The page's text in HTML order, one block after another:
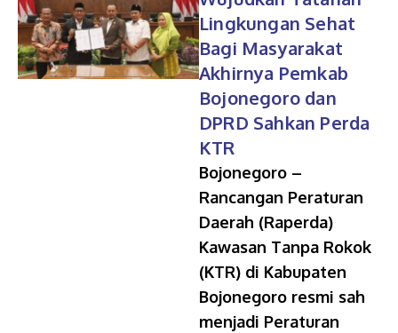
Lingkungan Sehat
Bagi Masyarakat
Akhirnya Pemkab
Bojonegoro dan
DPRD Sahkan Perda
KTR
Bojonegoro –
Rancangan Peraturan
Daerah (Raperda)
Kawasan Tanpa Rokok
(KTR) di Kabupaten
Bojonegoro resmi sah
menjadi Peraturan